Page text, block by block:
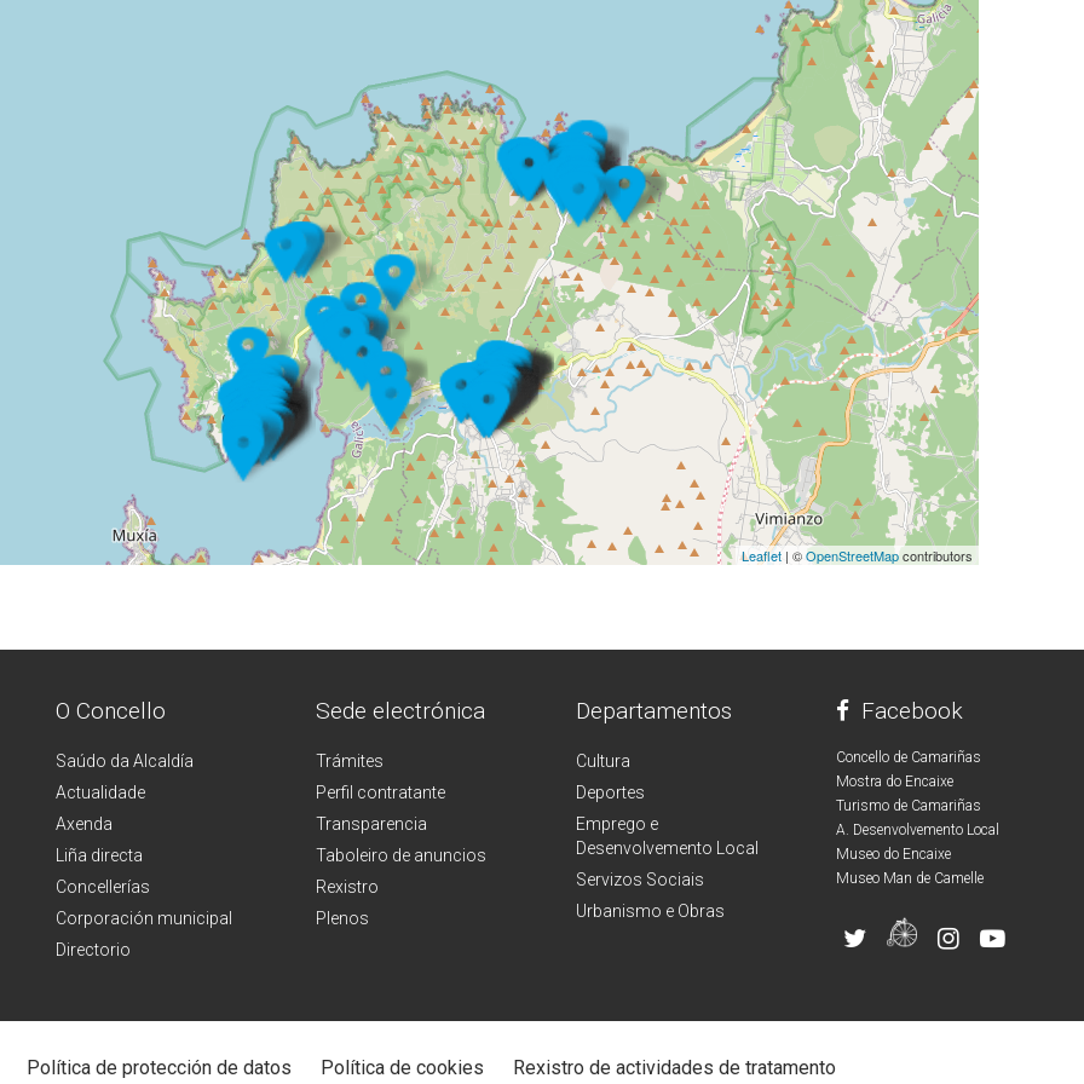
Leaflet | ©OpenStreetMapcontributors
O Concello
Saúdo da Alcaldía
Actualidade
Axenda
Liña directa
Concellerías
Corporación municipal
Directorio
Sede electrónica
Trámites
Perfil contratante
Transparencia
Taboleiro de anuncios
Rexistro
Plenos
Departamentos
Cultura
Deportes
Emprego e
Desenvolvemento Local
Servizos Sociais
Urbanismo e Obras
Facebook
Concello de Camariñas
Mostra do Encaixe
Turismo de Camariñas
A. Desenvolvemento Local
Museo do Encaixe
Museo Man de Camelle
Política de protección de datos Política de cookies Rexistro de actividades de tratamento